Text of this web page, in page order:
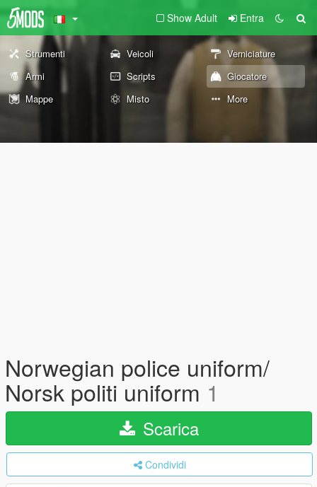
Show Adult Entra
Strumenti Veicoli
Verniciature
Armi
Scripts
Giocatore
Mappe
Misto More
Norwegian police uniform/
Norsk politi uniform 1
Scarica
Condividi